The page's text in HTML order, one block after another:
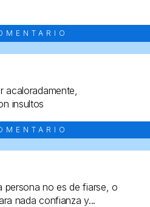
acaloradamente,
insultos
persona no es de fiarse, o
nada confianza y...